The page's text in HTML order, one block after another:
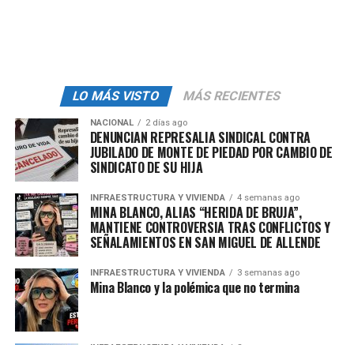
irregular.
Reconoció que debido a la política política habrá que
haber agricultores que no pueden cosechar sus
cultivos, por lo que quiere que las personas se queden y
regresen como legal.
Les promiseemos dinero y un billete de avión y
.trabajaremos cont (Les) para que regresen lo antes
posible si son buenas personas, afirmó.
Aseguró que las deportaciones se centran en migrantes
con antecedentes penales, aunque los abogados de
algunos de los expulsados niegan que sus clientes sean
LO MÁS VISTO MÁS RECIENTES
NACIONAL 2 días ago
DENUNCIAN REPRESALIA SINDICAL CONTRA
JUBILADO DE MONTE DE PIEDAD POR CAMBIO DE
SINDICATO DE SU HIJA
INFRAESTRUCTURA Y VIVIENDA 4 semanas ago
MINA BLANCO, ALIAS “HERIDA DE BRUJA”,
MANTIENE CONTROVERSIA TRAS CONFLICTOS Y
SEÑALAMIENTOS EN SAN MIGUEL DE ALLENDE
INFRAESTRUCTURA Y VIVIENDA 3 semanas ago
Mina Blanco y la polémica que no termina